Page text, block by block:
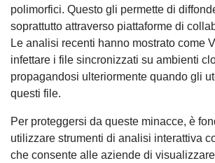
polimorfici. Questo gli permette di
soprattutto attraverso piattaforme di
Le analisi recenti hanno mostrato come
infettare i file sincronizzati su ambienti
propagandosi ulteriormente quando gli
questi file.
Per proteggersi da queste minacce, è
utilizzare strumenti di analisi interattiva
che consente alle aziende di